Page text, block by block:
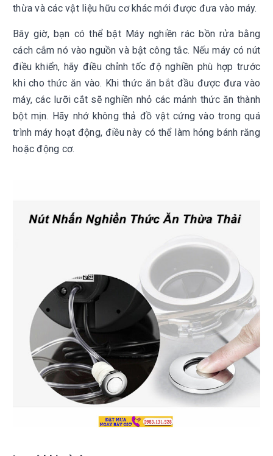
thừa và các vật liệu hữu cơ khác mới được đưa vào máy.
Bây giờ, bạn có thể bật Máy nghiền rác bồn rửa bằng
cách cắm nó vào nguồn và bật công tắc. Nếu máy có nút
điều khiển, hãy điều chỉnh tốc độ nghiền phù hợp trước
khi cho thức ăn vào. Khi thức ăn bắt đầu được đưa vào
máy, các lưỡi cắt sẽ nghiền nhỏ các mảnh thức ăn thành
bột mịn. Hãy nhớ không thả đồ vật cứng vào trong quá
trình máy hoạt động, điều này có thể làm hỏng bánh răng
hoặc động cơ.